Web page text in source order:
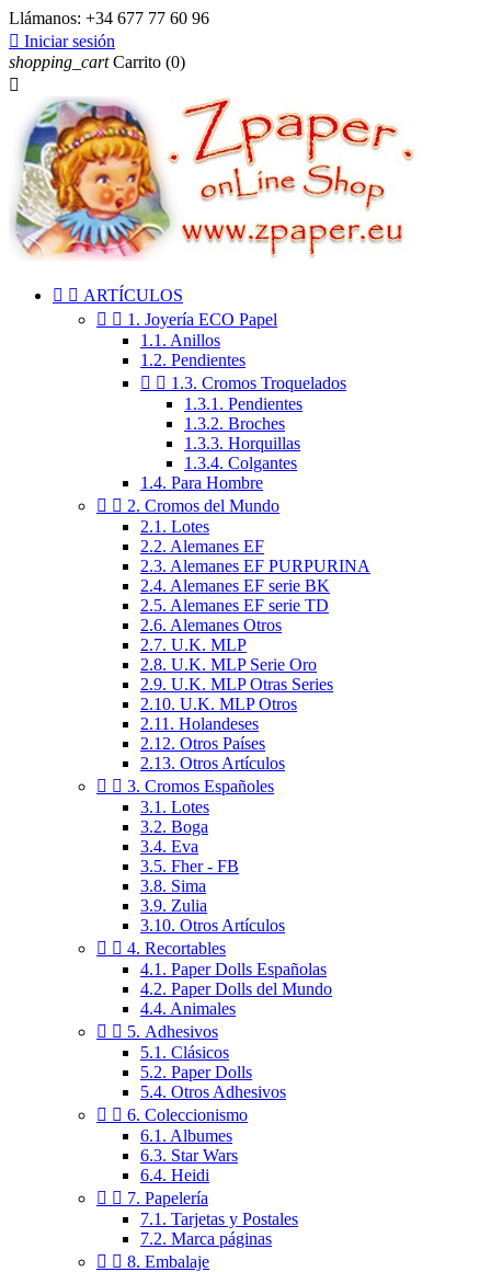
Llámanos: +34 677 77 60 96
 Iniciar sesión
shopping_cart Carrito (0)

  ARTÍCULOS
  1. Joyería ECO Papel
1.1. Anillos
1.2. Pendientes
  1.3. Cromos Troquelados
1.3.1. Pendientes
1.3.2. Broches
1.3.3. Horquillas
1.3.4. Colgantes
1.4. Para Hombre
  2. Cromos del Mundo
2.1. Lotes
2.2. Alemanes EF
2.3. Alemanes EF PURPURINA
2.4. Alemanes EF serie BK
2.5. Alemanes EF serie TD
2.6. Alemanes Otros
2.7. U.K. MLP
2.8. U.K. MLP Serie Oro
2.9. U.K. MLP Otras Series
2.10. U.K. MLP Otros
2.11. Holandeses
2.12. Otros Países
2.13. Otros Artículos
  3. Cromos Españoles
3.1. Lotes
3.2. Boga
3.4. Eva
3.5. Fher - FB
3.8. Sima
3.9. Zulia
3.10. Otros Artículos
  4. Recortables
4.1. Paper Dolls Españolas
4.2. Paper Dolls del Mundo
4.4. Animales
  5. Adhesivos
5.1. Clásicos
5.2. Paper Dolls
5.4. Otros Adhesivos
  6. Coleccionismo
6.1. Albumes
6.3. Star Wars
6.4. Heidi
  7. Papelería
7.1. Tarjetas y Postales
7.2. Marca páginas
  8. Embalaje